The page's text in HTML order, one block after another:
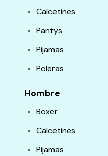
Calcetines
Pantys
Pijamas
Poleras
Hombre
Boxer
Calcetines
Pijamas